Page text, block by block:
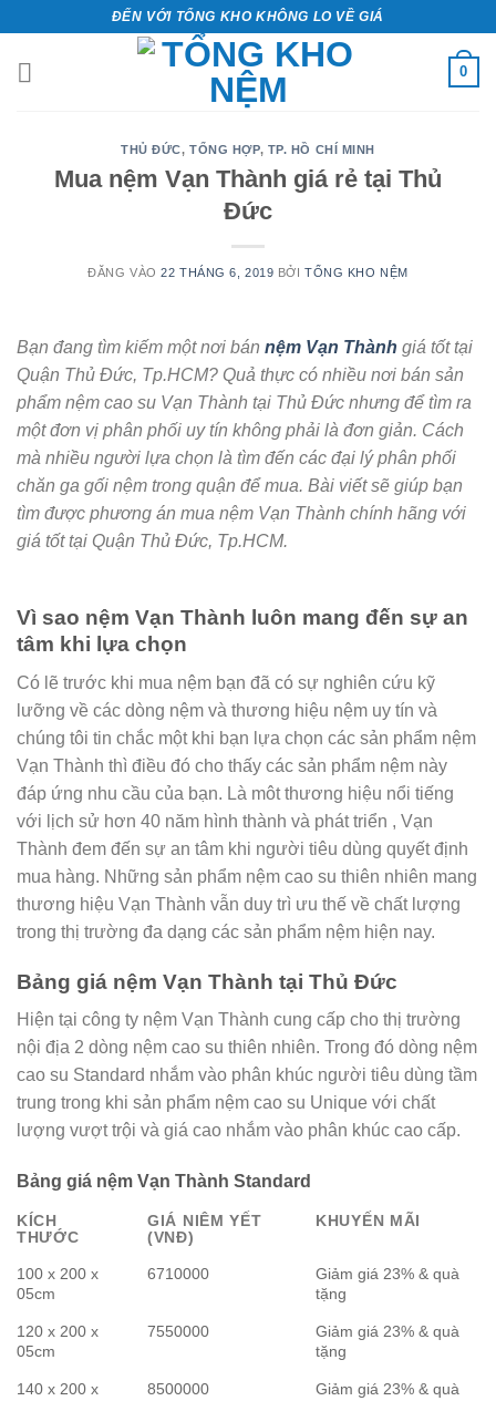
nội
ĐẾN VỚI TỔNG KHO KHÔNG LO VỀ GIÁ
0
THỦ ĐỨC,TỔNG HỢP, TP. HỒ CHÍ MINH
Mua nệm Vạn Thành giá rẻ tại Thủ
Đức
ĐĂNG VÀO22 THÁNG 6, 2019 BỞITỔNG KHO NỆM
Bạn đang tìm kiếm một nơi bán nệm Vạn Thành giá tốt tại
Quận Thủ Đức, Tp.HCM? Quả thực có nhiều nơi bán sản
phẩm nệm cao su Vạn Thành tại Thủ Đức nhưng để tìm ra
một đơn vị phân phối uy tín không phải là đơn giản. Cách
mà nhiều người lựa chọn là tìm đến các đại lý phân phối
chăn ga gối nệm trong quận để mua. Bài viết sẽ giúp bạn
tìm được phương án mua nệm Vạn Thành chính hãng với
giá tốt tại Quận Thủ Đức, Tp.HCM.
Vì sao nệm Vạn Thành luôn mang đến sự an
tâm khi lựa chọn
Có lẽ trước khi mua nệm bạn đã có sự nghiên cứu kỹ
lưỡng về các dòng nệm và thương hiệu nệm uy tín và
chúng tôi tin chắc một khi bạn lựa chọn các sản phẩm nệm
Vạn Thành thì điều đó cho thấy các sản phẩm nệm này
đáp ứng nhu cầu của bạn. Là môt thương hiệu nổi tiếng
với lịch sử hơn 40 năm hình thành và phát triển , Vạn
Thành đem đến sự an tâm khi người tiêu dùng quyết định
mua hàng. Những sản phẩm nệm cao su thiên nhiên mang
thương hiệu Vạn Thành vẫn duy trì ưu thế về chất lượng
trong thị trường đa dạng các sản phẩm nệm hiện nay.
Bảng giá nệm Vạn Thành tại Thủ Đức
Hiện tại công ty nệm Vạn Thành cung cấp cho thị trường
nội địa 2 dòng nệm cao su thiên nhiên. Trong đó dòng nệm
cao su Standard nhắm vào phân khúc người tiêu dùng tầm
trung trong khi sản phẩm nệm cao su Unique với chất
lượng vượt trội và giá cao nhắm vào phân khúc cao cấp.
Bảng giá nệm Vạn Thành Standard
KÍCH
THƯỚC
GIÁ NIÊM YẾT
(VNĐ)
KHUYẾN MÃI
100 x 200 x
05cm
6710000
Giảm giá 23% & quà
tặng
120 x 200 x
05cm
7550000
Giảm giá 23% & quà
tặng
140 x 200 x
8500000
Giảm giá 23% & quà